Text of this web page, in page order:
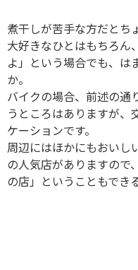
煮干しが苦手な方だとち
大好きなひとはもちろん
よ」という場合でも、は
か。
バイクの場合、前述の通
うところはありますが、
ケーションです。
周辺にはほかにもおいし
の人気店がありますので
の店」ということもでき